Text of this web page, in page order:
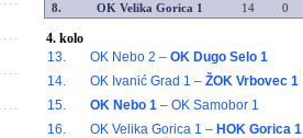
8.
OK Velika Gorica 1 14 0
4. kolo
13.
OK Nebo 2 – OK Dugo Selo 1
14. OK Ivanić Grad 1 – ŽOK Vrbovec 1
15. OK Nebo 1– OK Samobor 1
16. OK Velika Gorica 1 – HOK Gorica 1